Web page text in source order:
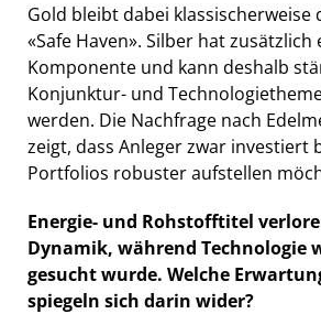
Gold bleibt dabei klassischerweise
«Safe Haven». Silber hat
Komponente und kann deshalb
Konjunktur- und
werden. Die Nachfrage nach
zeigt, dass Anleger zwar investiert
Portfolios robuster aufstellen
Energie- und Rohstofftitel
Dynamik, während Technologie
gesucht wurde. Welche
spiegeln sich darin wider?